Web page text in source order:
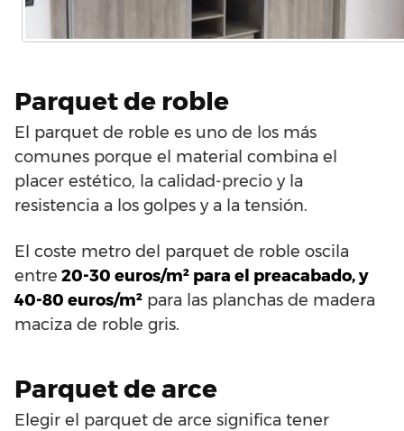
Parquet de roble
El parquet de roble es uno de los más
comunes porque el material combina el
placer estético, la calidad-precio y la
resistencia a los golpes y a la tensión.
El coste metro del parquet de roble oscila
entre 20-30 euros/m² para el preacabado, y
40-80 euros/m² para las planchas de madera
maciza de roble gris.
Parquet de arce
Elegir el parquet de arce significa tener